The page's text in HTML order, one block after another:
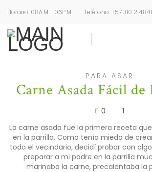
Horario: 08A.M - 06P.M Teléfono: +57 310 2
PARA ASAR
Carne Asada Fácil de
0
1
La carne asada fue la primera receta
en la parrilla. Como tenía miedo de
todo el vecindario, decidí probar con
preparar a mi padre en la parrilla
marinaba la carne, precalentaba la